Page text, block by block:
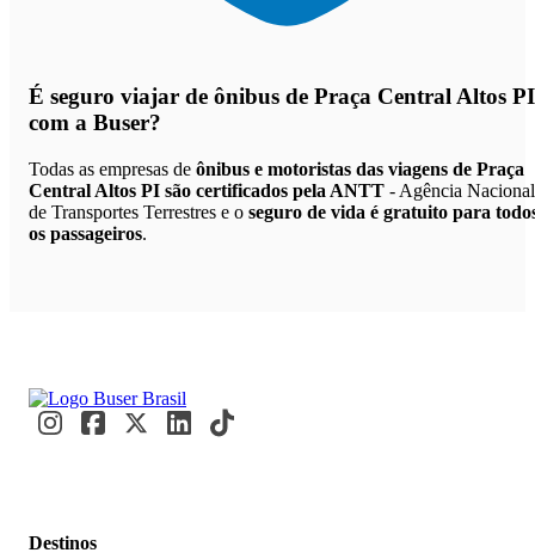
É seguro viajar de ônibus de Praça Central Altos PI
com a Buser?
Todas as empresas de ônibus e motoristas das viagens de Praça
Central Altos PI são certificados pela ANTT - Agência Nacional
de Transportes Terrestres e o seguro de vida é gratuito para
os passageiros.
Destinos